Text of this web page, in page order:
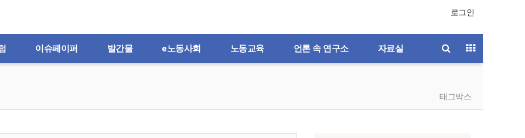
로그인
이슈페이퍼 발간물 e노동사회 노동교육 언론 속 연구소 자료실
태그박스